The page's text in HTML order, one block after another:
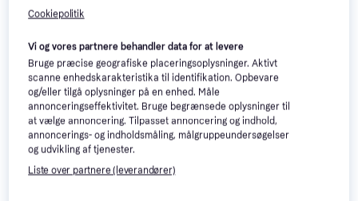
Laveste pris for Nothing CMF Buds ANC In-Ear
Orange er 459 kr.. Det er den bedste pris lige nu hos 1
butik.
Sammenlign:
Nothing Høretelefoner
Nothing Høretelefoner
Cookiepolitik
Vi og vores partnere behandler data for at levere
Bruge præcise geografiske placeringsoplysninger. Aktivt
scanne enhedskarakteristika til identifikation. Opbevare
og/eller tilgå oplysninger på en enhed. Måle
annonceringseffektivitet. Bruge begrænsede oplysninger til
at vælge annoncering. Tilpasset annoncering og indhold,
annoncerings- og indholdsmåling, målgruppeundersøgelser
og udvikling af tjenester.
Liste over partnere (leverandører)